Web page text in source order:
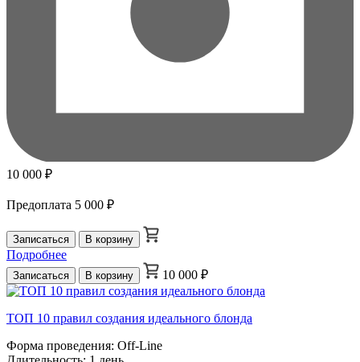
10 000 ₽
Предоплата 5 000 ₽
Записаться В корзину
Подробнее
Записаться В корзину 10 000 ₽
ТОП 10 правил создания идеального блонда
Форма проведения: Off-Line